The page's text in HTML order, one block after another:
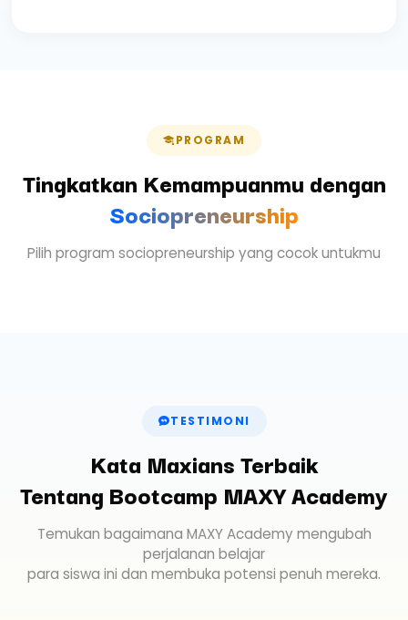
PROGRAM
Tingkatkan Kemampuanmu dengan
Sociopreneurship
Pilih program sociopreneurship yang cocok untukmu
TESTIMONI
Kata Maxians Terbaik
Tentang Bootcamp MAXY Academy
Temukan bagaimana MAXY Academy mengubah
perjalanan belajar
para siswa ini dan membuka potensi penuh mereka.